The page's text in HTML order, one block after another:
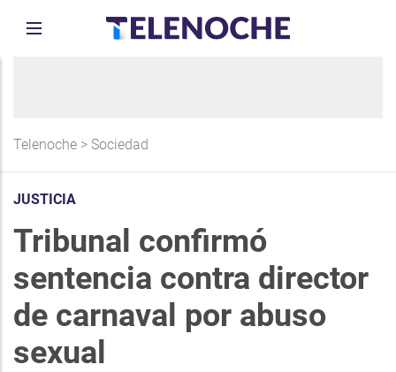
Telenoche > Sociedad
JUSTICIA
Tribunal confirmó
sentencia contra director
de carnaval por abuso
sexual